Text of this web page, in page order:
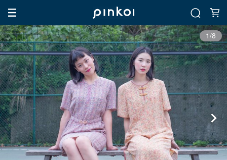
1/8